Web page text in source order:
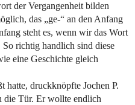
der Vergangenheit bilden
das „ge-“ an den Anfang
steht es, wenn wir das Wort
richtig handlich sind diese
eine Geschichte gleich
hatte, druckknöpfte Jochen P.
die Tür. Er wollte endlich